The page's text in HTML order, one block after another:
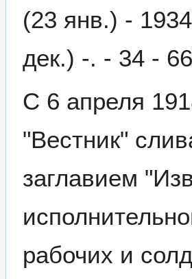
(23 янв.) -
дек.) -. - 34 -
С 6 апреля
"Вестник"
заглавием
рабочих и